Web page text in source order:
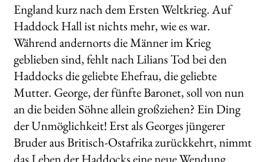
England kurz nach dem Ersten Weltkrieg. Auf
Haddock Hall ist nichts mehr, wie es war.
Während andernorts die Männer im Krieg
geblieben sind, fehlt nach Lilians Tod bei den
Haddocks die geliebte Ehefrau, die geliebte
Mutter. George, der fünfte Baronet, soll von nun
an die beiden Söhne allein großziehen? Ein Ding
der Unmöglichkeit! Erst als Georges jüngerer
Bruder aus Britisch-Ostafrika zurückkehrt, nimmt
das Leben der Haddocks eine neue Wendung.